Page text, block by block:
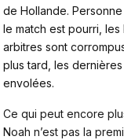
de Hollande.
le match est pourri,
arbitres sont
plus tard, les
envolées.
Ce qui peut encore
Noah n’est pas la